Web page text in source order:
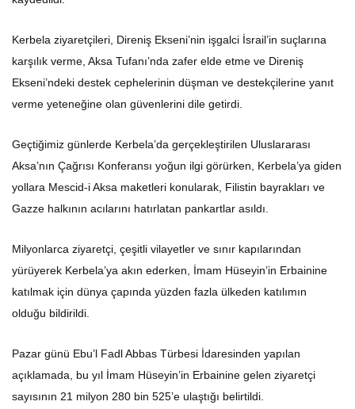
Kerbela ziyaretçileri, Direniş Ekseni’nin işgalci İsrail’in suçlarına
karşılık verme, Aksa Tufanı’nda zafer elde etme ve Direniş
Ekseni’ndeki destek cephelerinin düşman ve destekçilerine yanıt
verme yeteneğine olan güvenlerini dile getirdi.
Geçtiğimiz günlerde Kerbela’da gerçekleştirilen Uluslararası
Aksa’nın Çağrısı Konferansı yoğun ilgi görürken, Kerbela’ya giden
yollara Mescid-i Aksa maketleri konularak, Filistin bayrakları ve
Gazze halkının acılarını hatırlatan pankartlar asıldı.
Milyonlarca ziyaretçi, çeşitli vilayetler ve sınır kapılarından
yürüyerek Kerbela’ya akın ederken, İmam Hüseyin’in Erbainine
katılmak için dünya çapında yüzden fazla ülkeden katılımın
olduğu bildirildi.
Pazar günü Ebu’l Fadl Abbas Türbesi İdaresinden yapılan
açıklamada, bu yıl İmam Hüseyin’in Erbainine gelen ziyaretçi
sayısının 21 milyon 280 bin 525’e ulaştığı belirtildi.